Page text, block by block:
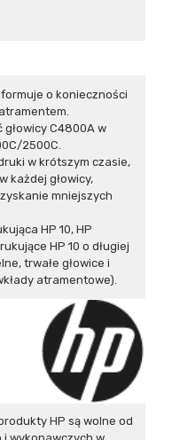
o konieczności
głowicy C4800A w
2500C.
w krótszym czasie,
każdej głowicy,
mniejszych
HP 10, HP
HP 10 o długiej
trwałe głowice i
atramentowe).
HP są wolne od